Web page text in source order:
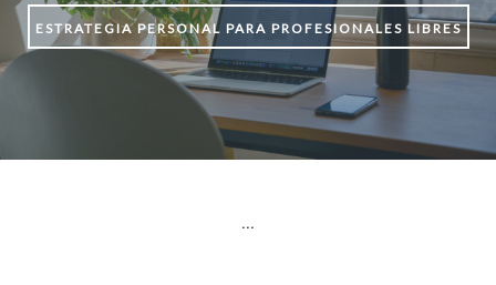
ESTRATEGIA PERSONAL PARA PROFESIONALES LIBRES
...